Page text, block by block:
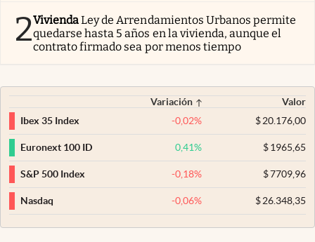
2ViviendaLey de Arrendamientos Urbanos permite
quedarse hasta 5 años en la vivienda, aunque el
contrato firmado sea por menos tiempo
Variación
Valor
Ibex 35 Index
-0,02% $20.176,00
Euronext 100 ID 0,41% $1965,65
S&P 500 Index -0,18% $7709,96
Nasdaq -0,06% $26.348,35